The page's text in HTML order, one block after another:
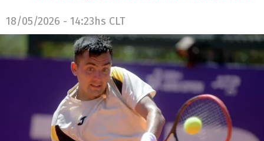
18/05/2026 - 14:23hs CLT